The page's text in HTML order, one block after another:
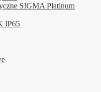
SIGMA Platinum
IP65